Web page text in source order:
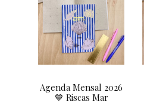
Agenda Mensal 2026
💙 Riscas Mar